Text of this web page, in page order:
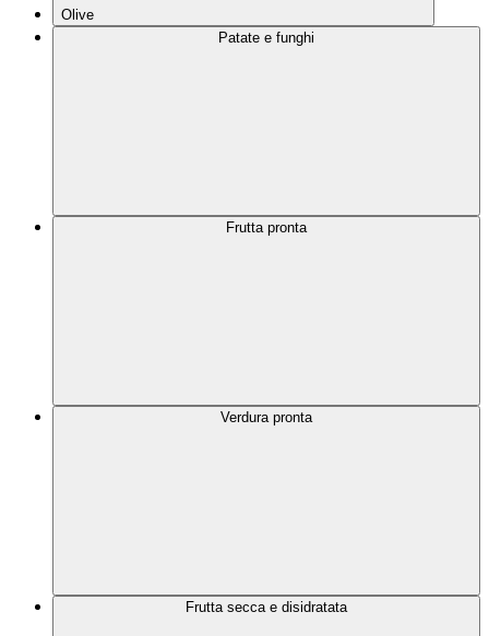
Olive
Patate e funghi
Frutta pronta
Verdura pronta
Frutta secca e disidratata